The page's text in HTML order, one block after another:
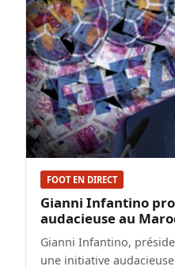
FOOT EN DIRECT
Gianni Infantino
audacieuse au
Gianni Infantino,
une initiative